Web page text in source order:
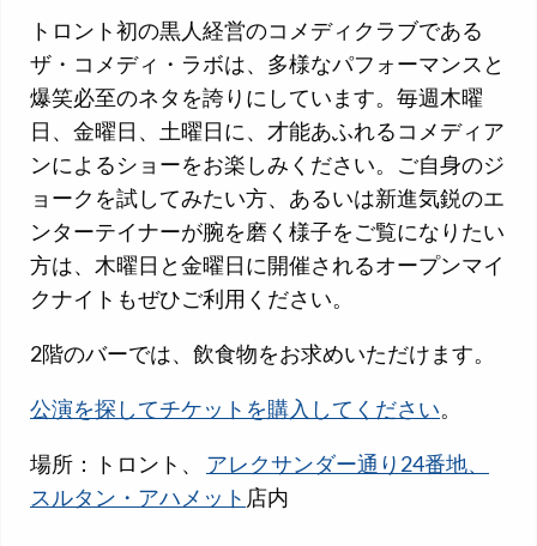
トロント初の黒人経営のコメディクラブである
ザ・コメディ・ラボは、多様なパフォーマンスと
爆笑必至のネタを誇りにしています。毎週木曜
日、金曜日、土曜日に、才能あふれるコメディア
ンによるショーをお楽しみください。ご自身のジ
ョークを試してみたい方、あるいは新進気鋭のエ
ンターテイナーが腕を磨く様子をご覧になりたい
方は、木曜日と金曜日に開催されるオープンマイ
クナイトもぜひご利用ください。
2階のバーでは、飲食物をお求めいただけます。
公演を探してチケットを購入してください。
場所：トロント、 アレクサンダー通り24番地、
スルタン・アハメット 店内